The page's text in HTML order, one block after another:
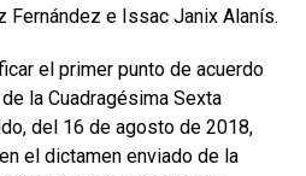
Fernández e Issac Janix Alanís.
el primer punto de acuerdo
la Cuadragésima Sexta
del 16 de agosto de 2018,
el dictamen enviado de la